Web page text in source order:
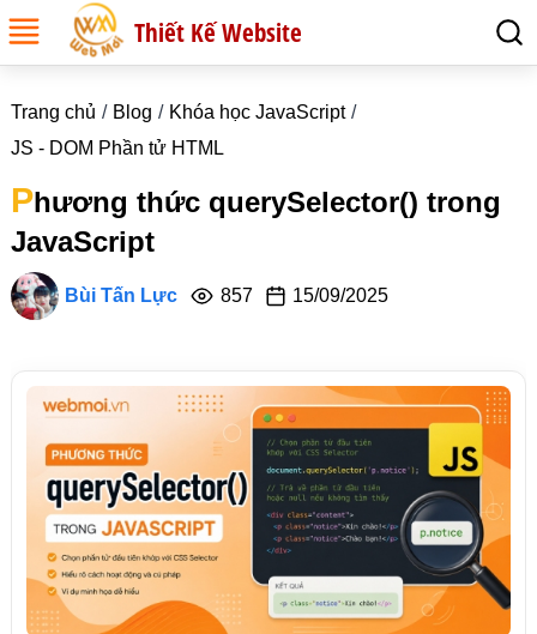
Thiết Kế Website
Trang chủ Blog
Khóa học JavaScript
JS - DOM Phần tử HTML
Phương thức querySelector() trong
JavaScript
Bùi Tấn Lực 857 15/09/2025